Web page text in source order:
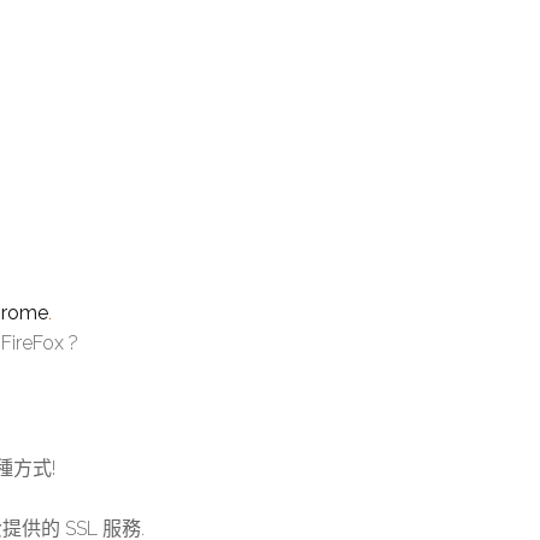
.
?
方式!
供的 SSL 服務.